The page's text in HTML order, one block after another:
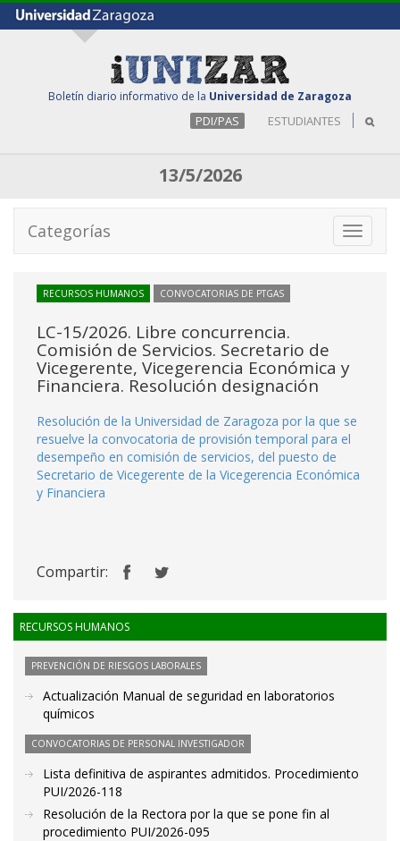
Boletín diario informativo de la Universidad de Zaragoza
PDI/PAS ESTUDIANTES
13/5/2026
Toggle
Categorías
RECURSOS HUMANOS CONVOCATORIAS DE PTGAS
LC-15/2026. Libre concurrencia.
Comisión de Servicios. Secretario de
Vicegerente, Vicegerencia Económica y
Financiera. Resolución designación
Resolución de la Universidad de Zaragoza por la que se
resuelve la convocatoria de provisión temporal para el
desempeño en comisión de servicios, del puesto de
Secretario de Vicegerente de la Vicegerencia Económica
y Financiera
Compartir:
RECURSOS HUMANOS
PREVENCIÓN DE RIESGOS LABORALES
Actualización Manual de seguridad en laboratorios
químicos
CONVOCATORIAS DE PERSONAL INVESTIGADOR
Lista definitiva de aspirantes admitidos. Procedimiento
PUI/2026-118
Resolución de la Rectora por la que se pone fin al
procedimiento PUI/2026-095